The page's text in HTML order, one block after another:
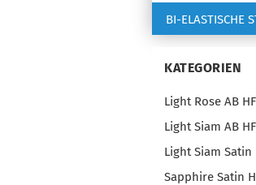
BI-ELASTISCHE
KATEGORIEN
Light Rose AB
Light Siam AB
Light Siam Satin
Sapphire Satin